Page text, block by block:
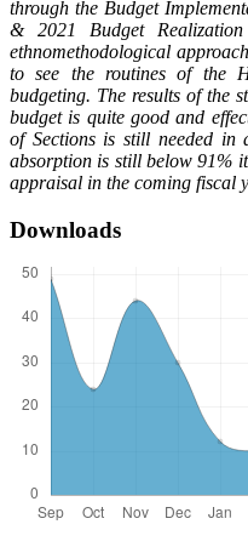
through the Budget
& 2021 Budget
ethnomethodological
to see the routines of the
budgeting. The results of the
budget is quite good and
of Sections is still needed in
absorption is still below 91%
appraisal in the coming fiscal
Downloads